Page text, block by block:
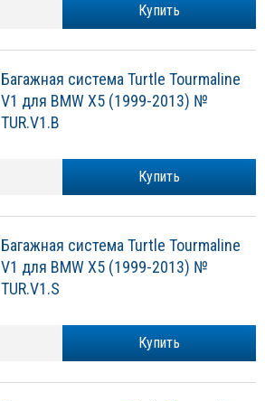
Купить
Багажная система Turtle Tourmaline
V1 для BMW X5 (1999-2013) №
TUR.V1.B
Купить
Багажная система Turtle Tourmaline
V1 для BMW X5 (1999-2013) №
TUR.V1.S
Купить